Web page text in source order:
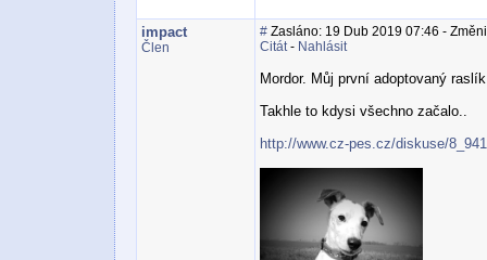
impact
Člen
# Zasláno: 19 Dub 2019 07:46 -
Citát- Nahlásit
Mordor. Můj první adoptovaný
Takhle to kdysi všechno začalo..
http://www.cz-pes.cz/diskuse/